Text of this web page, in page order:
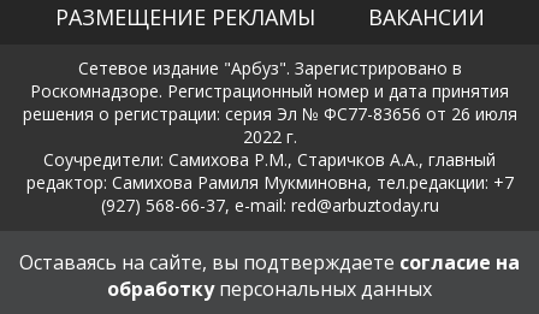
РАЗМЕЩЕНИЕ РЕКЛАМЫ
ВАКАНСИИ
Сетевое издание "Арбуз". Зарегистрировано в
Роскомнадзоре. Регистрационный номер и дата принятия
решения о регистрации: серия Эл № ФС77-83656 от 26 июля
2022 г.
Соучредители: Самихова Р.М., Старичков А.А., главный
редактор: Самихова Рамиля Мукминовна, тел.редакции: +7
(927) 568-66-37, e-mail: red@arbuztoday.ru
Политика в отношении обработки и защиты персональных
данных
Оставаясь на сайте, вы подтверждаете согласие на
обработкуперсональных данных